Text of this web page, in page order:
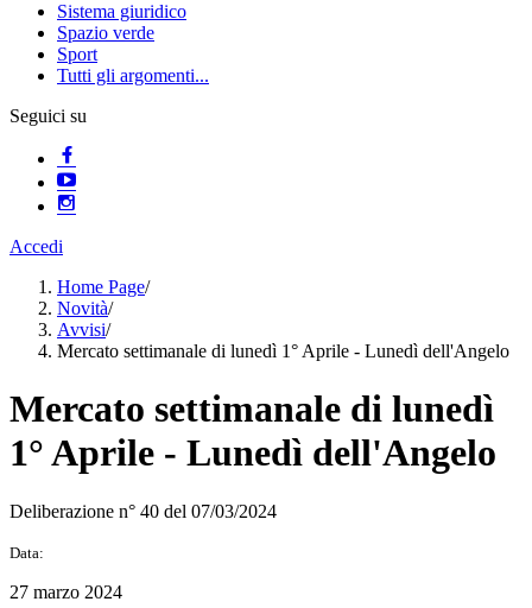
Sistema giuridico
Spazio verde
Sport
Tutti gli argomenti...
Seguici su
Accedi
Home Page/
Novità/
Avvisi/
Mercato settimanale di lunedì 1° Aprile - Lunedì dell'Angelo
Mercato settimanale di lunedì
1° Aprile - Lunedì dell'Angelo
Deliberazione n° 40 del 07/03/2024
Data:
27 marzo 2024